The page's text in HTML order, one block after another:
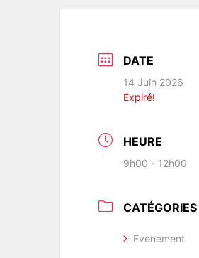
DATE
14 Juin 2026
Expiré!
HEURE
9h00 - 12h00
CATÉGORIES
Evènement